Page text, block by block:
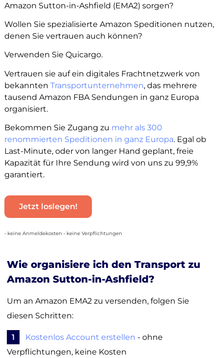
Amazon Sutton-in-Ashfield (EMA2) sorgen?
Wollen Sie spezialisierte Amazon Speditionen nutzen,
denen Sie vertrauen auch können?
Verwenden Sie Quicargo.
Vertrauen sie auf ein digitales Frachtnetzwerk von
bekannten Transportunternehmen, das mehrere
tausend Amazon FBA Sendungen in ganz Europa
organisiert.
Bekommen Sie Zugang zu mehr als 300
renommierten Speditionen in ganz Europa. Egal ob
Last-Minute, oder von langer Hand geplant, freie
Kapazität für Ihre Sendung wird von uns zu 99,9%
garantiert.
Jetzt loslegen!
• keine Anmeldekosten • keine Verpflichtungen
Wie organisiere ich den Transport zu
Amazon Sutton-in-Ashfield?
Um an Amazon EMA2 zu versenden, folgen Sie
diesen Schritten:
1 Kostenlos Account erstellen - ohne
Verpflichtungen, keine Kosten